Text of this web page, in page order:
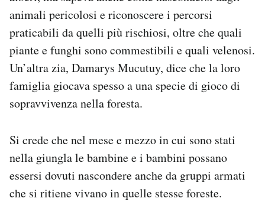
animali pericolosi e riconoscere i percorsi
praticabili da quelli più rischiosi, oltre che quali
piante e funghi sono commestibili e quali velenosi.
Un’altra zia, Damarys Mucutuy, dice che la loro
famiglia giocava spesso a una specie di gioco di
sopravvivenza nella foresta.
Si crede che nel mese e mezzo in cui sono stati
nella giungla le bambine e i bambini possano
essersi dovuti nascondere anche da gruppi armati
che si ritiene vivano in quelle stesse foreste.